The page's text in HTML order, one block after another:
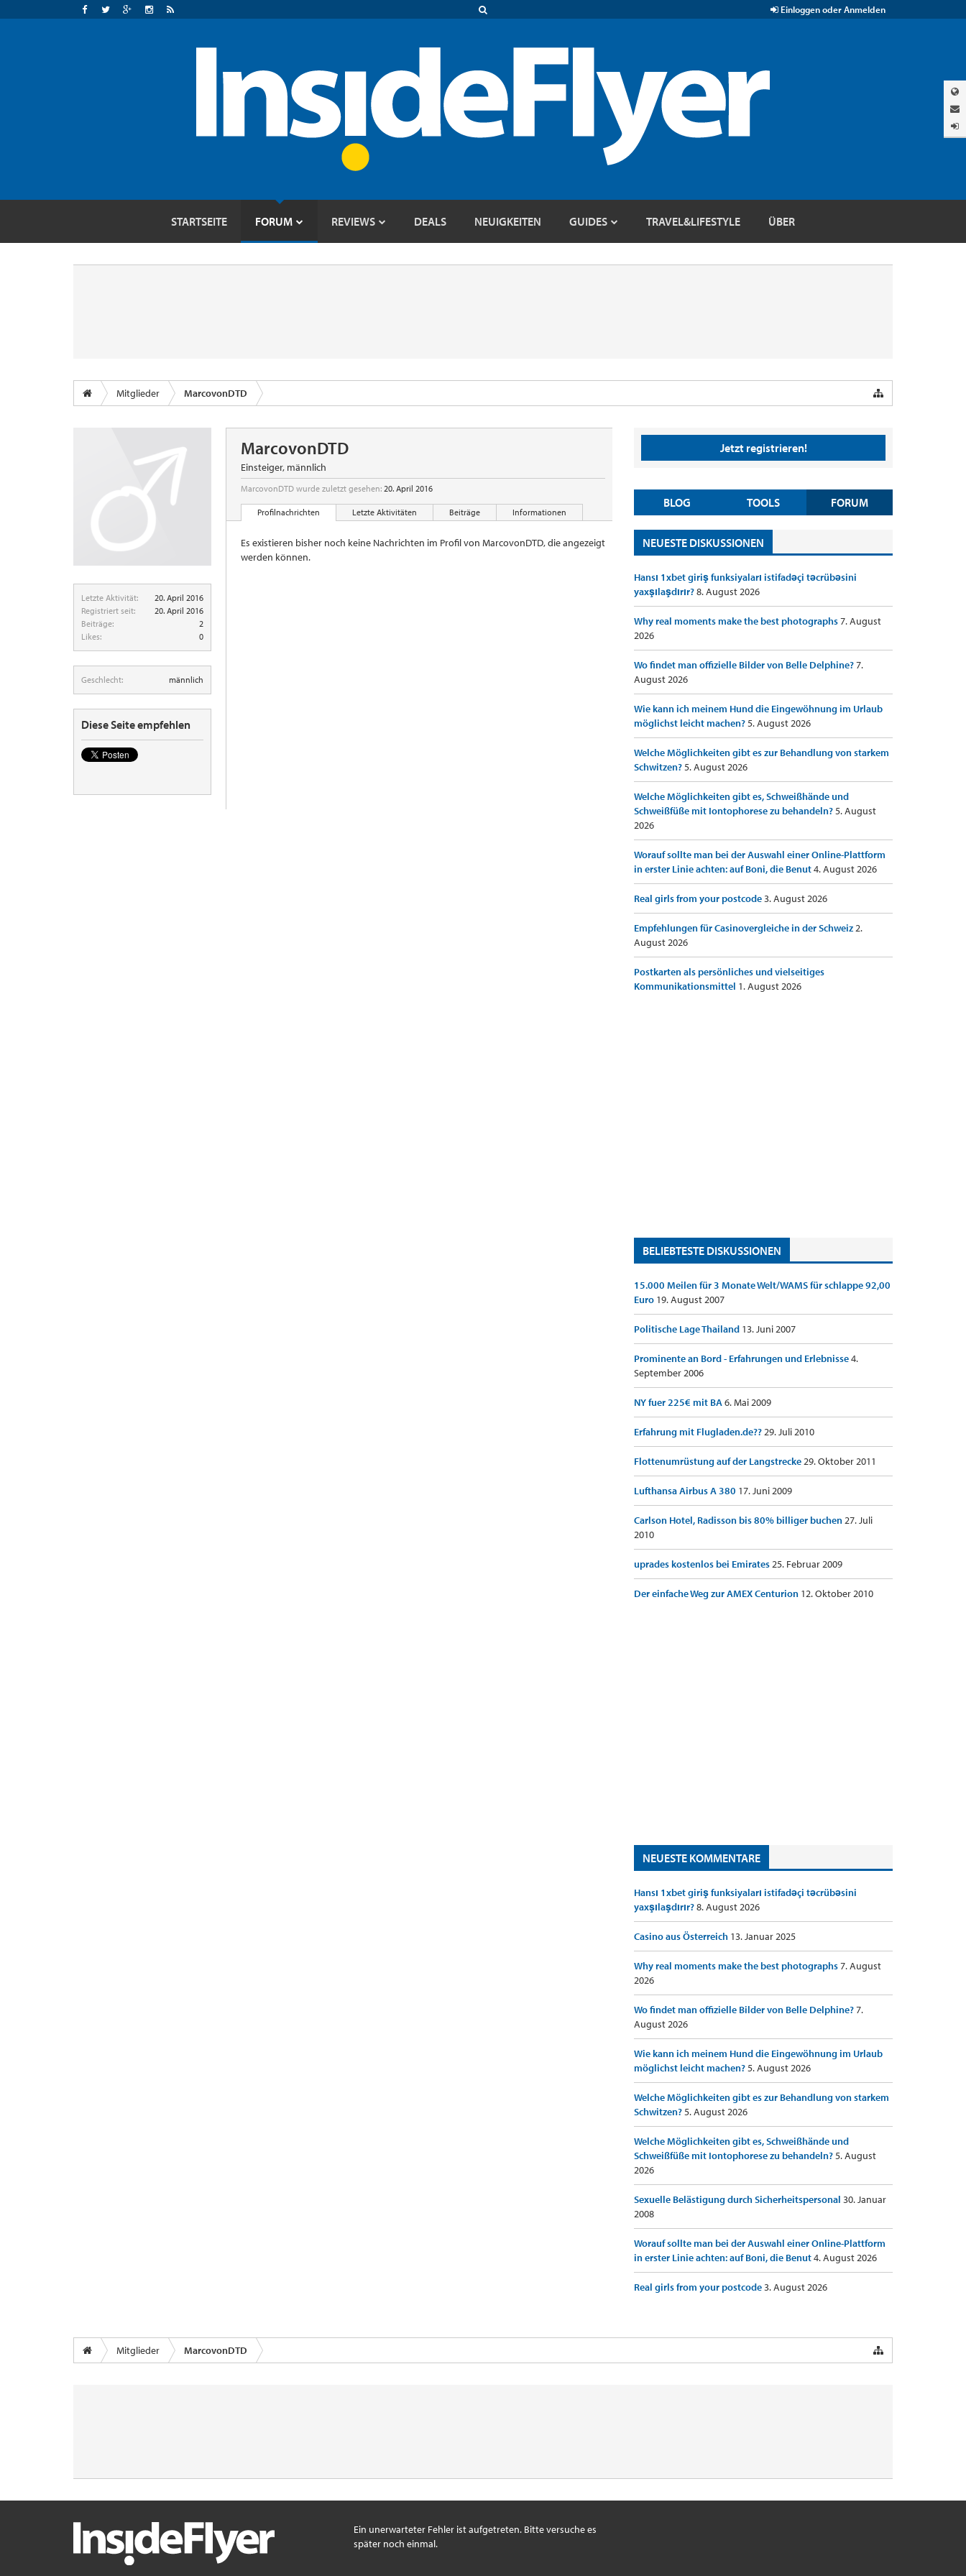
Einloggen oder Anmelden
STARTSEITE FORUM REVIEWS DEALS NEUIGKEITEN GUIDES TRAVEL&LIFESTYLE ÜBER
Mitglieder MarcovonDTD
Letzte Aktivität:
20. April 2016
Registriert seit:
20. April 2016
Beiträge:
2
Likes:
0
Geschlecht: männlich
Diese Seite empfehlen
MarcovonDTD
Einsteiger, männlich
MarcovonDTD wurde zuletzt gesehen: 20. April 2016
Profilnachrichten Letzte Aktivitäten Beiträge Informationen
Es existieren bisher noch keine Nachrichten im Profil von MarcovonDTD, die angezeigt
werden können.
Jetzt registrieren!
BLOG TOOLS FORUM
NEUESTE DISKUSSIONEN
Hansı 1xbet giriş funksiyaları istifadəçi təcrübəsini
yaxşılaşdırır?8. August 2026
Why real moments make the best photographs7. August
2026
Wo findet man offizielle Bilder von Belle Delphine?7.
August 2026
Wie kann ich meinem Hund die Eingewöhnung im Urlaub
möglichst leicht machen?5. August 2026
Welche Möglichkeiten gibt es zur Behandlung von starkem
Schwitzen?5. August 2026
Welche Möglichkeiten gibt es, Schweißhände und
Schweißfüße mit Iontophorese zu behandeln?5. August
2026
Worauf sollte man bei der Auswahl einer Online-Plattform
in erster Linie achten: auf Boni, die Benut4. August 2026
Real girls from your postcode3. August 2026
Empfehlungen für Casinovergleiche in der Schweiz2.
August 2026
Postkarten als persönliches und vielseitiges
Kommunikationsmittel 1. August 2026
BELIEBTESTE DISKUSSIONEN
15.000 Meilen für 3 Monate Welt/WAMS für schlappe 92,00
Euro 19. August 2007
Politische Lage Thailand 13. Juni 2007
Prominente an Bord - Erfahrungen und Erlebnisse4.
September 2006
NY fuer 225€ mit BA6. Mai 2009
Erfahrung mit Flugladen.de??29. Juli 2010
Flottenumrüstung auf der Langstrecke29. Oktober 2011
Lufthansa Airbus A 380 17. Juni 2009
Carlson Hotel, Radisson bis 80% billiger buchen27. Juli
2010
uprades kostenlos bei Emirates25. Februar 2009
Der einfache Weg zur AMEX Centurion 12. Oktober 2010
NEUESTE KOMMENTARE
Hansı 1xbet giriş funksiyaları istifadəçi təcrübəsini
yaxşılaşdırır?8. August 2026
Casino aus Österreich 13. Januar 2025
Why real moments make the best photographs7. August
2026
Wo findet man offizielle Bilder von Belle Delphine?7.
August 2026
Wie kann ich meinem Hund die Eingewöhnung im Urlaub
möglichst leicht machen?5. August 2026
Welche Möglichkeiten gibt es zur Behandlung von starkem
Schwitzen?5. August 2026
Welche Möglichkeiten gibt es, Schweißhände und
Schweißfüße mit Iontophorese zu behandeln?5. August
2026
Sexuelle Belästigung durch Sicherheitspersonal 30. Januar
2008
Worauf sollte man bei der Auswahl einer Online-Plattform
in erster Linie achten: auf Boni, die Benut4. August 2026
Real girls from your postcode3. August 2026
Mitglieder MarcovonDTD
Ein unerwarteter Fehler ist aufgetreten. Bitte versuche es
später noch einmal.